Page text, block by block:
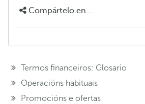
Compártelo en...
Termos financeiros: Glosario
Operacións habituais
Promocións e ofertas